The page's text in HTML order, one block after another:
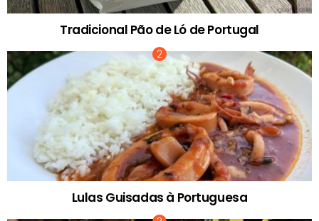
Tradicional Pão de Ló de Portugal
Lulas Guisadas à Portuguesa